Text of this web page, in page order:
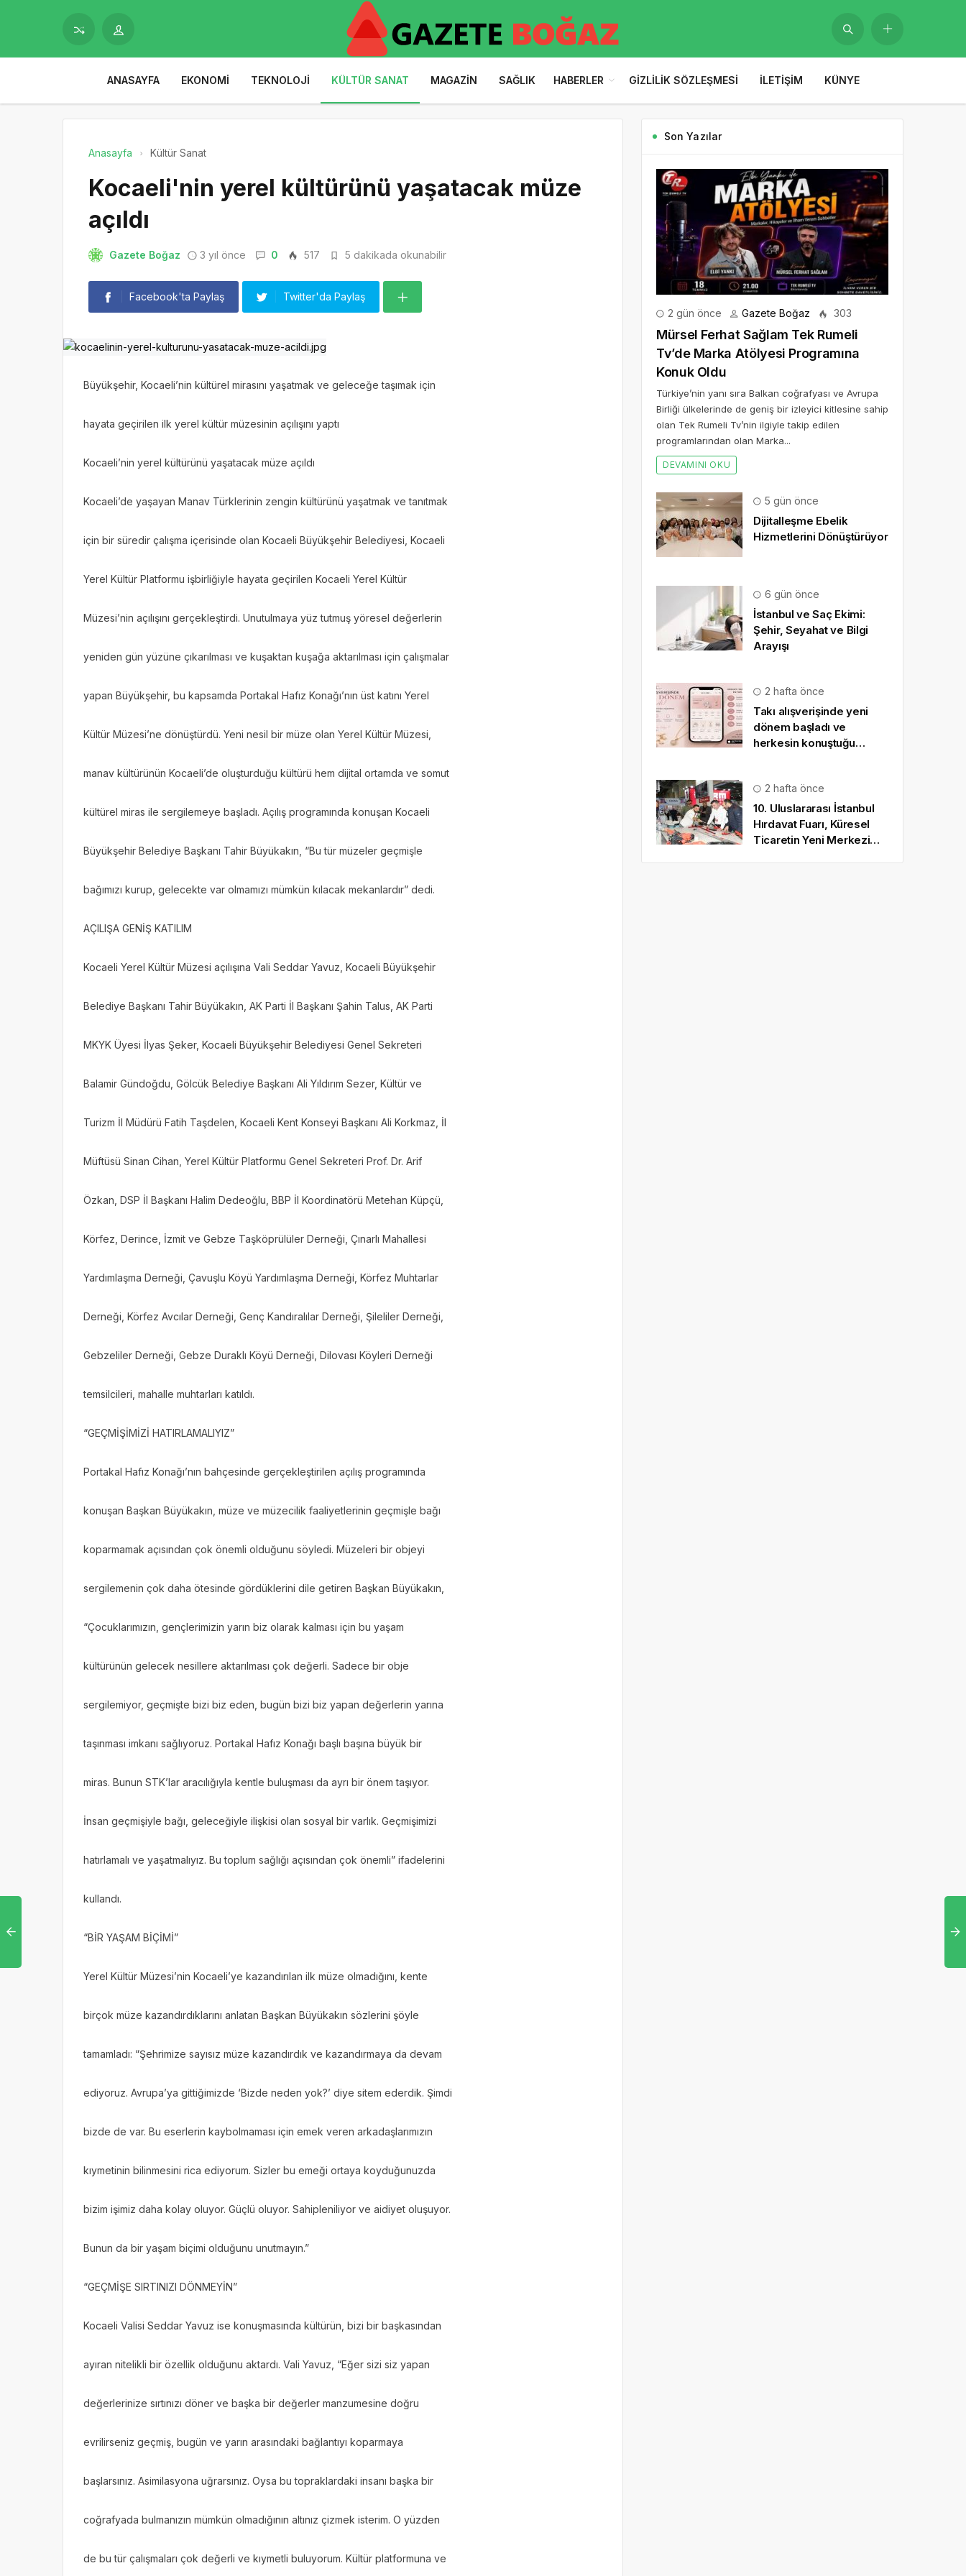
ANASAYFA EKONOMI TEKNOLOJI KÜLTÜR SANAT MAGAZIN SAĞLIK HABERLER GIZLILIK SÖZLEŞMESI İLETIŞIM KÜNYE
Anasayfa Kültür Sanat
Kocaeli'nin yerel kültürünü yaşatacak müze
açıldı
Gazete Boğaz 3 yıl önce 0 517 5 dakikada okunabilir
Facebook'ta Paylaş Twitter'da Paylaş
Büyükşehir, Kocaeli’nin kültürel mirasını yaşatmak ve geleceğe taşımak için
hayata geçirilen ilk yerel kültür müzesinin açılışını yaptı
Kocaeli’nin yerel kültürünü yaşatacak müze açıldı
Kocaeli’de yaşayan Manav Türklerinin zengin kültürünü yaşatmak ve tanıtmak
için bir süredir çalışma içerisinde olan Kocaeli Büyükşehir Belediyesi, Kocaeli
Yerel Kültür Platformu işbirliğiyle hayata geçirilen Kocaeli Yerel Kültür
Müzesi’nin açılışını gerçekleştirdi. Unutulmaya yüz tutmuş yöresel değerlerin
yeniden gün yüzüne çıkarılması ve kuşaktan kuşağa aktarılması için çalışmalar
yapan Büyükşehir, bu kapsamda Portakal Hafız Konağı’nın üst katını Yerel
Kültür Müzesi’ne dönüştürdü. Yeni nesil bir müze olan Yerel Kültür Müzesi,
manav kültürünün Kocaeli’de oluşturduğu kültürü hem dijital ortamda ve somut
kültürel miras ile sergilemeye başladı. Açılış programında konuşan Kocaeli
Büyükşehir Belediye Başkanı Tahir Büyükakın, “Bu tür müzeler geçmişle
bağımızı kurup, gelecekte var olmamızı mümkün kılacak mekanlardır” dedi.
AÇILIŞA GENİŞ KATILIM
Kocaeli Yerel Kültür Müzesi açılışına Vali Seddar Yavuz, Kocaeli Büyükşehir
Belediye Başkanı Tahir Büyükakın, AK Parti İl Başkanı Şahin Talus, AK Parti
MKYK Üyesi İlyas Şeker, Kocaeli Büyükşehir Belediyesi Genel Sekreteri
Balamir Gündoğdu, Gölcük Belediye Başkanı Ali Yıldırım Sezer, Kültür ve
Turizm İl Müdürü Fatih Taşdelen, Kocaeli Kent Konseyi Başkanı Ali Korkmaz, İl
Müftüsü Sinan Cihan, Yerel Kültür Platformu Genel Sekreteri Prof. Dr. Arif
Özkan, DSP İl Başkanı Halim Dedeoğlu, BBP İl Koordinatörü Metehan Küpçü,
Körfez, Derince, İzmit ve Gebze Taşköprülüler Derneği, Çınarlı Mahallesi
Yardımlaşma Derneği, Çavuşlu Köyü Yardımlaşma Derneği, Körfez Muhtarlar
Derneği, Körfez Avcılar Derneği, Genç Kandıralılar Derneği, Şileliler Derneği,
Gebzeliler Derneği, Gebze Duraklı Köyü Derneği, Dilovası Köyleri Derneği
temsilcileri, mahalle muhtarları katıldı.
“GEÇMİŞİMİZİ HATIRLAMALIYIZ”
Portakal Hafız Konağı’nın bahçesinde gerçekleştirilen açılış programında
konuşan Başkan Büyükakın, müze ve müzecilik faaliyetlerinin geçmişle bağı
koparmamak açısından çok önemli olduğunu söyledi. Müzeleri bir objeyi
sergilemenin çok daha ötesinde gördüklerini dile getiren Başkan Büyükakın,
“Çocuklarımızın, gençlerimizin yarın biz olarak kalması için bu yaşam
kültürünün gelecek nesillere aktarılması çok değerli. Sadece bir obje
sergilemiyor, geçmişte bizi biz eden, bugün bizi biz yapan değerlerin yarına
taşınması imkanı sağlıyoruz. Portakal Hafız Konağı başlı başına büyük bir
miras. Bunun STK’lar aracılığıyla kentle buluşması da ayrı bir önem taşıyor.
İnsan geçmişiyle bağı, geleceğiyle ilişkisi olan sosyal bir varlık. Geçmişimizi
hatırlamalı ve yaşatmalıyız. Bu toplum sağlığı açısından çok önemli” ifadelerini
kullandı.
“BİR YAŞAM BİÇİMİ”
Yerel Kültür Müzesi’nin Kocaeli’ye kazandırılan ilk müze olmadığını, kente
birçok müze kazandırdıklarını anlatan Başkan Büyükakın sözlerini şöyle
tamamladı: “Şehrimize sayısız müze kazandırdık ve kazandırmaya da devam
ediyoruz. Avrupa’ya gittiğimizde ‘Bizde neden yok?’ diye sitem ederdik. Şimdi
bizde de var. Bu eserlerin kaybolmaması için emek veren arkadaşlarımızın
kıymetinin bilinmesini rica ediyorum. Sizler bu emeği ortaya koyduğunuzda
bizim işimiz daha kolay oluyor. Güçlü oluyor. Sahipleniliyor ve aidiyet oluşuyor.
Bunun da bir yaşam biçimi olduğunu unutmayın.”
“GEÇMİŞE SIRTINIZI DÖNMEYİN”
Kocaeli Valisi Seddar Yavuz ise konuşmasında kültürün, bizi bir başkasından
ayıran nitelikli bir özellik olduğunu aktardı. Vali Yavuz, “Eğer sizi siz yapan
değerlerinize sırtınızı döner ve başka bir değerler manzumesine doğru
evrilirseniz geçmiş, bugün ve yarın arasındaki bağlantıyı koparmaya
başlarsınız. Asimilasyona uğrarsınız. Oysa bu topraklardaki insanı başka bir
coğrafyada bulmanızın mümkün olmadığının altınız çizmek isterim. O yüzden
de bu tür çalışmaları çok değerli ve kıymetli buluyorum. Kültür platformuna ve
Son Yazılar
2 gün önce Gazete Boğaz 303
Mürsel Ferhat Sağlam Tek Rumeli
Tv’de Marka Atölyesi Programına
Konuk Oldu
Türkiye’nin yanı sıra Balkan coğrafyası ve Avrupa
Birliği ülkelerinde de geniş bir izleyici kitlesine sahip
olan Tek Rumeli Tv’nin ilgiyle takip edilen
programlarından olan Marka...
DEVAMINI OKU
5 gün önce
Dijitalleşme Ebelik
Hizmetlerini Dönüştürüyor
6 gün önce
İstanbul ve Saç Ekimi:
Şehir, Seyahat ve Bilgi
Arayışı
2 hafta önce
Takı alışverişinde yeni
dönem başladı ve
herkesin konuştuğu
2 hafta önce
10. Uluslararası İstanbul
Hırdavat Fuarı, Küresel
Ticaretin Yeni Merkezi